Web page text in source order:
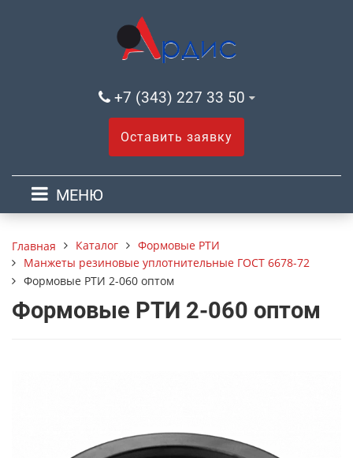
+7 (343) 227 33 50
Оставить заявку
МЕНЮ
Главная Каталог
Формовые РТИ
Манжеты резиновые уплотнительные ГОСТ 6678-72
Формовые РТИ 2-060 оптом
Формовые РТИ 2-060 оптом